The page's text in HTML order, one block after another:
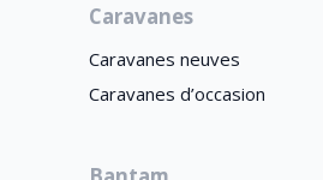
Caravanes
Caravanes neuves
Caravanes d’occasion